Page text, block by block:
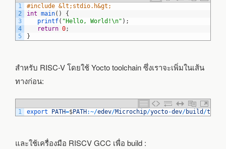
1
2
3
4
5
#include &lt;stdio.h&gt;
int main( )
{
printf( "Hello, World!\n" ) ;
return 0;
}
สำหรับ RISC-V โดยใช้ Yocto toolchain ซึ่งเราจะเพิ่มในเส้น
ทางก่อน:
1 export PATH=$PATH :~/edev/Microchip/yocto-dev/build /tmp
และใช้เครื่องมือ RISCV GCC เพื่อ build :